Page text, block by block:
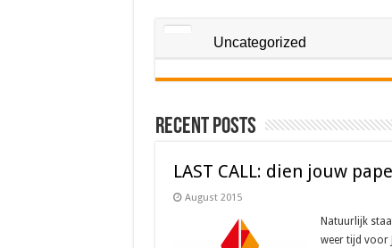
Uncategorized
Recent Posts
LAST CALL: dien jouw
August 2015
Natuurlijk
weer tijd voor